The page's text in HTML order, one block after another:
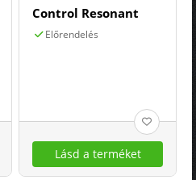
Control Resonant
Előrendelés
Lásd a terméket